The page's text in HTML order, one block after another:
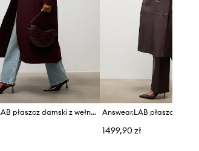
Answear.LAB płaszcz damski z wełną
1499,90 zł